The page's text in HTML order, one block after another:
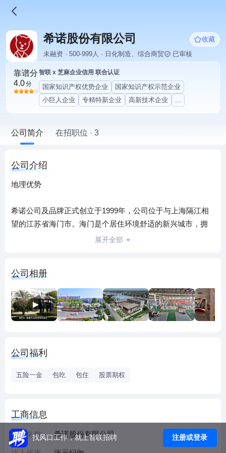
希诺股份有限公司
收藏
未融资 · 500-999人 · 日化制造、综合商贸
已审核
靠谱分
4.0分
智联 x 芝麻企业信用 联合认证
国家知识产权优势企业
国家知识产权示范企业
小巨人企业
专精特新企业 高新技术企业 ...
公司简介 在招职位 · 3
公司介绍
地理优势
希诺公司及品牌正式创立于1999年，公司位于与上海隔江相
望的江苏省海门市。海门是个居住环境舒适的新兴城市，拥
有优越的地理位置、便利的交通。近几年，全市经济发展势
用。
品牌优势
《双层口杯》行业标准的起草者，杯壶行业协会理事单位，
牌，其中“希诺”品牌创立于1999年，现已成为中国高端杯壶的
领军品牌，已为全国数千万个家庭和用户带去了独特的品位
及高品质的生活。
展开全部
公司相册
公司福利
五险一金 包吃 包住 股票期权
工商信息
企业名称 希诺股份有限公司
找风口工作，就上智联招聘 注册或登录